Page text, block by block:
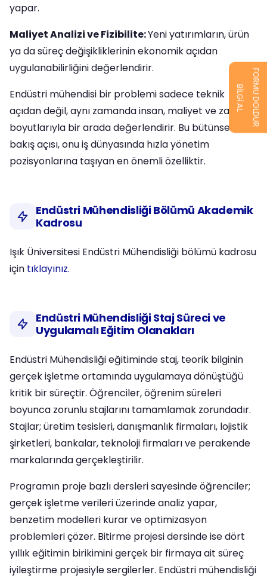
yapar.
Maliyet Analizi ve Fizibilite:Yeni yatırımların, ürün
ya da süreç değişikliklerinin ekonomik açıdan
uygulanabilirliğini değerlendirir.
Endüstri mühendisi bir problemi sadece teknik
açıdan değil, aynı zamanda insan, maliyet ve zaman
boyutlarıyla bir arada değerlendirir. Bu bütünsel
bakış açısı, onu iş dünyasında hızla yönetim
pozisyonlarına taşıyan en önemli özelliktir.
Endüstri Mühendisliği Bölümü Akademik
Kadrosu
Işık Üniversitesi Endüstri Mühendisliği bölümü kadrosu
için tıklayınız.
Endüstri Mühendisliği Staj Süreci ve
Uygulamalı Eğitim Olanakları
Endüstri Mühendisliği eğitiminde staj, teorik bilginin
gerçek işletme ortamında uygulamaya dönüştüğü
kritik bir süreçtir. Öğrenciler, öğrenim süreleri
boyunca zorunlu stajlarını tamamlamak zorundadır.
Stajlar; üretim tesisleri, danışmanlık firmaları, lojistik
şirketleri, bankalar, teknoloji firmaları ve perakende
markalarında gerçekleştirilir.
Programın proje bazlı dersleri sayesinde öğrenciler;
gerçek işletme verileri üzerinde analiz yapar,
benzetim modelleri kurar ve optimizasyon
problemleri çözer. Bitirme projesi dersinde ise dört
yıllık eğitimin birikimini gerçek bir firmaya ait süreç
iyileştirme projesiyle sergilerler. Endüstri mühendisliği
BİLGİ AL FORMU DOLDUR